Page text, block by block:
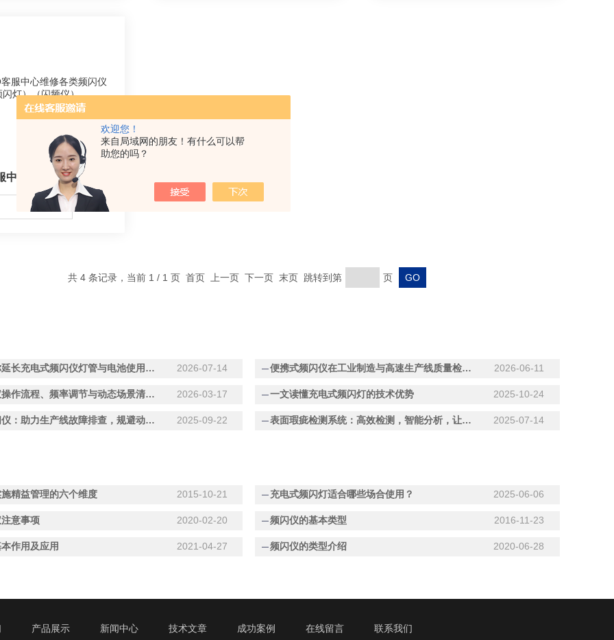
欢迎您！
来自局域网的朋友！有什么可以帮
助您的吗？
共 4 条记录，当前 1 / 1 页 首页 上一页 下一页 末页 跳转到第 页
工程师教你延长充电式频闪仪灯管与电池使用寿命的关键细节 2026-07-14 便携式频闪仪在工业制造与高速生产线质量检测中的关键应用 2026-06-11
频闪观测仪操作流程、频率调节与动态场景清晰观测实用技巧 2026-03-17 一文读懂充电式频闪灯的技术优势 2025-10-24
数字式频闪仪：助力生产线故障排查，规避动态设备运行隐患 2025-09-22 表面瑕疵检测系统：高效检测，智能分析，让质量控制更轻松 2025-07-14
精益管理的六个维度 2015-10-21 充电式频闪灯适合哪些场合使用？ 2025-06-06
意事项 2020-02-20 频闪仪的基本类型 2016-11-23
作用及应用 2021-04-27 频闪仪的类型介绍 2020-06-28
产品展示 新闻中心 技术文章 成功案例 在线留言 联系我们